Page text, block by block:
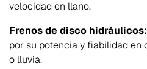
velocidad en llano.
Frenos de disco hidráulicos:
por su potencia y fiabilidad en
o lluvia.